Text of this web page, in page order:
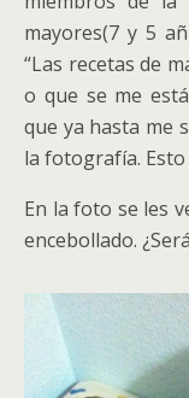
mayores(7 y 5
“Las recetas de
o que se me
que ya hasta me
la fotografía.
En la foto se les
encebollado.